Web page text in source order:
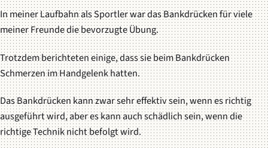
In meiner Laufbahn als Sportler war das Bankdrücken für viele
meiner Freunde die bevorzugte Übung.
Trotzdem berichteten einige, dass sie beim Bankdrücken
Schmerzen im Handgelenk hatten.
Das Bankdrücken kann zwar sehr effektiv sein, wenn es richtig
ausgeführt wird, aber es kann auch schädlich sein, wenn die
richtige Technik nicht befolgt wird.